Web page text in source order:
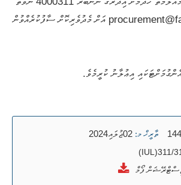
އީމެއިލް procurement@fainu.gov.mv އަށް މެދުވެރިކޮށް ސާފުކުރެއްވުން
އިޢުލާނު ކުރީމެވެ.
ތާރީޚް މ: 02ޖުލައި2024
(IUL)311/
ފޯމް